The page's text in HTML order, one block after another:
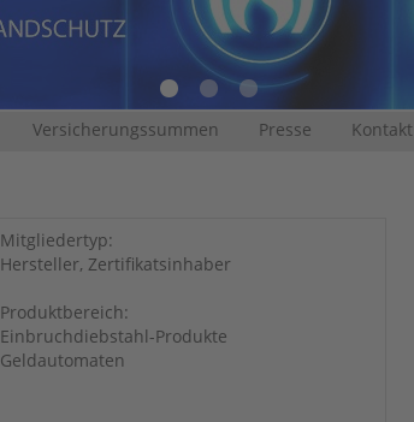
Versicherungssummen Presse Kontakt
Mitgliedertyp:
Hersteller, Zertifikatsinhaber
Produktbereich:
Einbruchdiebstahl-Produkte
Geldautomaten